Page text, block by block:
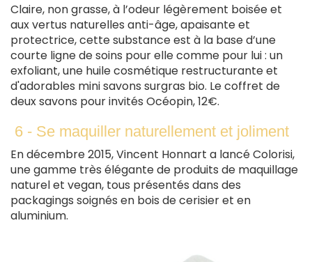
Claire, non grasse, à l’odeur légèrement boisée et
aux vertus naturelles anti-âge, apaisante et
protectrice, cette substance est à la base d’une
courte ligne de soins pour elle comme pour lui : un
exfoliant, une huile cosmétique restructurante et
d'adorables mini savons surgras bio. Le coffret de
deux savons pour invités Océopin, 12€.
6 - Se maquiller naturellement et joliment
En décembre 2015, Vincent Honnart a lancé Colorisi,
une gamme très élégante de produits de maquillage
naturel et vegan, tous présentés dans des
packagings soignés en bois de cerisier et en
aluminium.